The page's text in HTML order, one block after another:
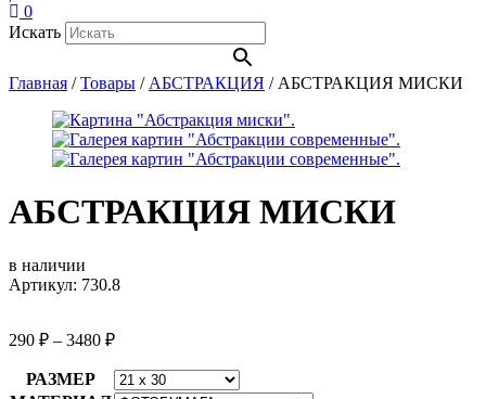
0
Искать
Главная /Товары / АБСТРАКЦИЯ / АБСТРАКЦИЯ МИСКИ
АБСТРАКЦИЯ МИСКИ
в наличии
Артикул: 730.8
290 ₽ – 3480 ₽
РАЗМЕР